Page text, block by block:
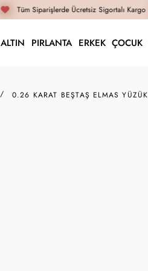
Tüm Siparişlerde Ücretsiz Sigortalı Kargo
ALTIN PIRLANTA ERKEK ÇOCUK
0.26 KARAT BEŞTAŞ ELMAS YÜZÜK